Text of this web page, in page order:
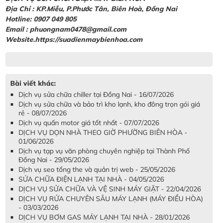
Địa Chỉ :KP.Miễu, P.Phước Tân, Biên Hoà, Đồng Nai
Hotline: 0907 049 805
Email : phuongnam0478@gmail.com
Website.https://suadienmaybienhoa.com
Bài viết khác:
Dịch vụ sửa chữa chiller tại Đồng Nai - 16/07/2026
Dịch vụ sửa chữa và bảo trì kho lạnh, kho đông trọn gói giá
rẻ - 08/07/2026
Dịch vụ quấn motor giá tốt nhất - 07/07/2026
DỊCH VỤ DỌN NHÀ THEO GIỜ PHƯỜNG BIÊN HÒA -
01/06/2026
Dịch vụ tạp vụ văn phòng chuyên nghiệp tại Thành Phố
Đồng Nai - 29/05/2026
Dịch vụ seo tổng the và quản trị web - 25/05/2026
SỬA CHỮA ĐIỆN LẠNH TẠI NHÀ - 04/05/2026
DỊCH VỤ SỬA CHỮA VÀ VỆ SINH MÁY GIẶT - 22/04/2026
DỊCH VỤ RỬA CHUYÊN SÂU MÁY LẠNH (MÁY ĐIỀU HÒA)
- 03/03/2026
DỊCH VỤ BƠM GAS MÁY LẠNH TẠI NHÀ - 28/01/2026